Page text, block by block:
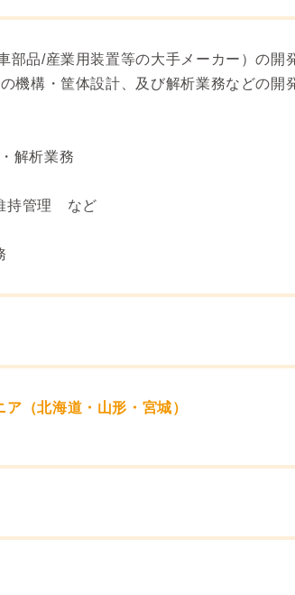
部品/産業用装置等の大手メーカー）の開
機構・筐体設計、及び解析業務などの開
解析業務
持管理 など
ア（北海道・山形・宮城）